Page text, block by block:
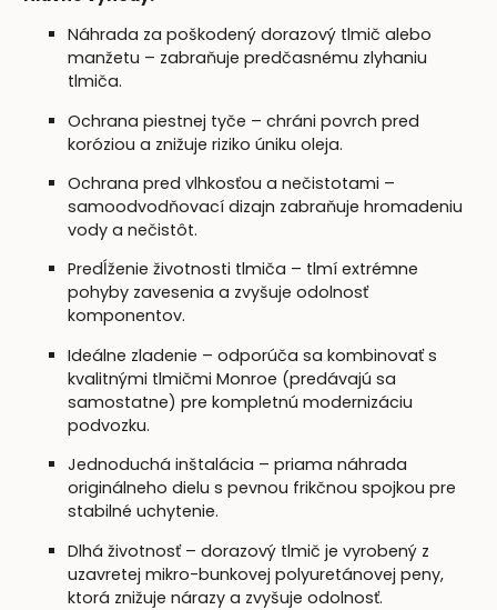
Náhrada za poškodený dorazový tlmič alebo
manžetu – zabraňuje predčasnému zlyhaniu
tlmiča.
Ochrana piestnej tyče – chráni povrch pred
koróziou a znižuje riziko úniku oleja.
Ochrana pred vlhkosťou a nečistotami –
samoodvodňovací dizajn zabraňuje hromadeniu
vody a nečistôt.
Predĺženie životnosti tlmiča – tlmí extrémne
pohyby zavesenia a zvyšuje odolnosť
komponentov.
Ideálne zladenie – odporúča sa kombinovať s
kvalitnými tlmičmi Monroe (predávajú sa
samostatne) pre kompletnú modernizáciu
podvozku.
Jednoduchá inštalácia – priama náhrada
originálneho dielu s pevnou frikčnou spojkou pre
stabilné uchytenie.
Dlhá životnosť – dorazový tlmič je vyrobený z
uzavretej mikro-bunkovej polyuretánovej peny,
ktorá znižuje nárazy a zvyšuje odolnosť.